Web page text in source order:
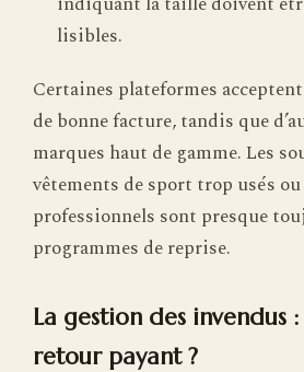
lisibles.
Certaines plateformes
de bonne facture, tandis que
marques haut de gamme. Les
vêtements de sport trop usés
professionnels sont presque
programmes de reprise.
La gestion des invendus
retour payant ?